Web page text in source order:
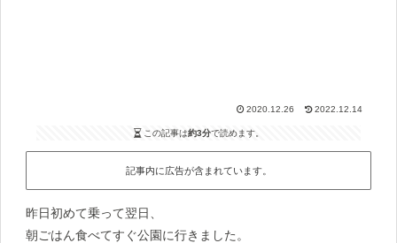
2020.12.26 2022.12.14
この記事は約3分で読めます。
記事内に広告が含まれています。
昨日初めて乗って翌日、
朝ごはん食べてすぐ公園に行きました。